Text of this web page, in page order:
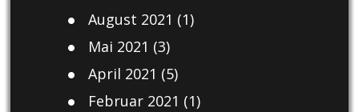
August 2021 (1)
Mai 2021 (3)
April 2021 (5)
Februar 2021 (1)